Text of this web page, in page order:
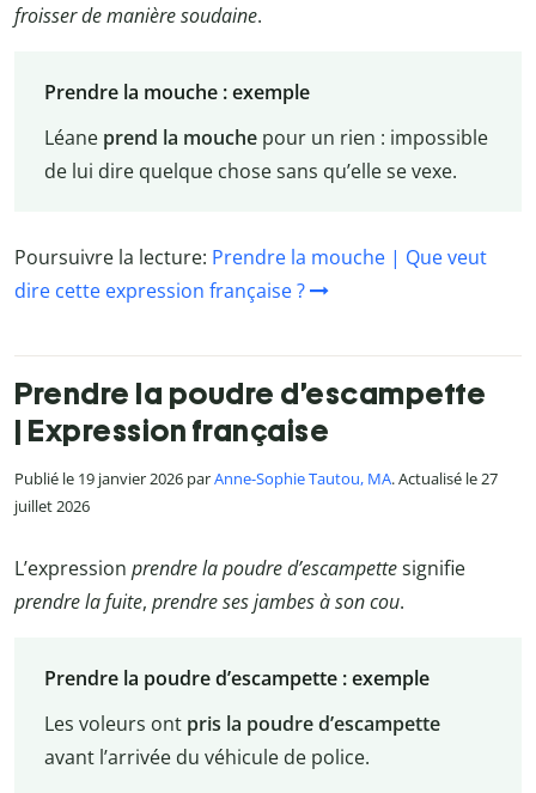
froisserde manière soudaine.
Prendre la mouche : exemple
Léane prend la mouchepour un rien : impossible
de lui dire quelque chose sans qu’elle se vexe.
Poursuivre la lecture: Prendre la mouche | Que veut
dire cette expression française ?
Prendre la poudre d’escampette
| Expression française
Publié le 19 janvier 2026 parAnne-Sophie Tautou, MA. Actualisé le 27
juillet 2026
L’expression prendre la poudre d’escampettesignifie
prendre la fuite, prendre ses jambes à son cou.
Prendre la poudre d’escampette : exemple
Les voleurs ont pris la poudre d’escampette
avant l’arrivée du véhicule de police.